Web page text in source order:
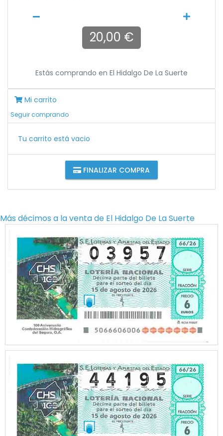
20,00 €
Estás comprando en El Hidalgo De La Suerte
Mi carrito
Seguir comprando
Tu carrito está vacio
FINALIZAR COMPRA
Más décimos a la venta de El Hidalgo De La Suerte